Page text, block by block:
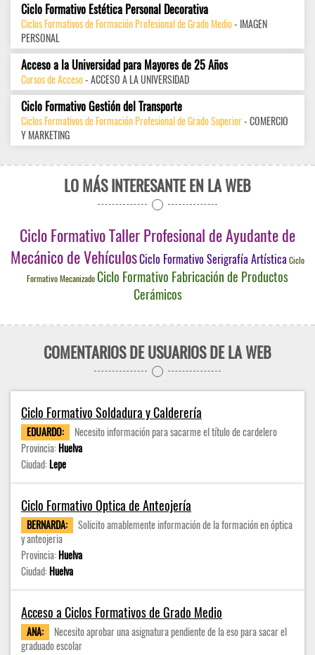
Ciclo Formativo Estética Personal Decorativa
Ciclos Formativos de Formación Profesional de Grado Medio- IMAGEN
PERSONAL
Acceso a la Universidad para Mayores de 25 Años
Cursos de Acceso- ACCESO A LA UNIVERSIDAD
Ciclo Formativo Gestión del Transporte
Ciclos Formativos de Formación Profesional de Grado Superior- COMERCIO
Y MARKETING
LO MÁS INTERESANTE EN LA WEB
Ciclo Formativo Taller Profesional de Ayudante de
Mecánico de VehículosCiclo Formativo Serigrafía ArtísticaCiclo
Formativo MecanizadoCiclo Formativo Fabricación de Productos
Cerámicos
COMENTARIOS DE USUARIOS DE LA WEB
Ciclo Formativo Soldadura y Calderería
EDUARDO:
Necesito información para sacarme el título de cardelero
Provincia:Huelva
Ciudad:Lepe
Ciclo Formativo Optica de Anteojería
BERNARDA:
Solicito amablemente información de la formación en óptica
y anteojeria
Provincia:Huelva
Ciudad:Huelva
Acceso a Ciclos Formativos de Grado Medio
ANA:
Necesito aprobar una asignatura pendiente de la eso para sacar el
graduado escolar